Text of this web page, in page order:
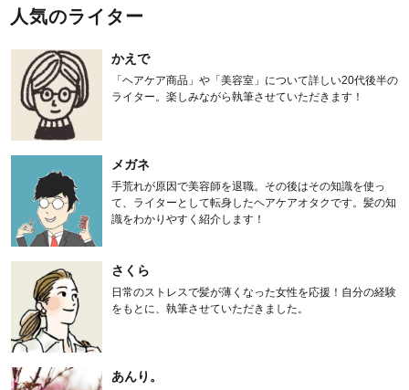
人気のライター
かえで
「ヘアケア商品」や「美容室」について詳しい20代後半の
ライター。楽しみながら執筆させていただきます！
メガネ
手荒れが原因で美容師を退職。その後はその知識を使っ
て、ライターとして転身したヘアケアオタクです。髪の知
識をわかりやすく紹介します！
さくら
日常のストレスで髪が薄くなった女性を応援！自分の経験
をもとに、執筆させていただきました。
あんり。